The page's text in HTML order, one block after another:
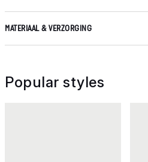
MATERIAAL & VERZORGING
Popular styles